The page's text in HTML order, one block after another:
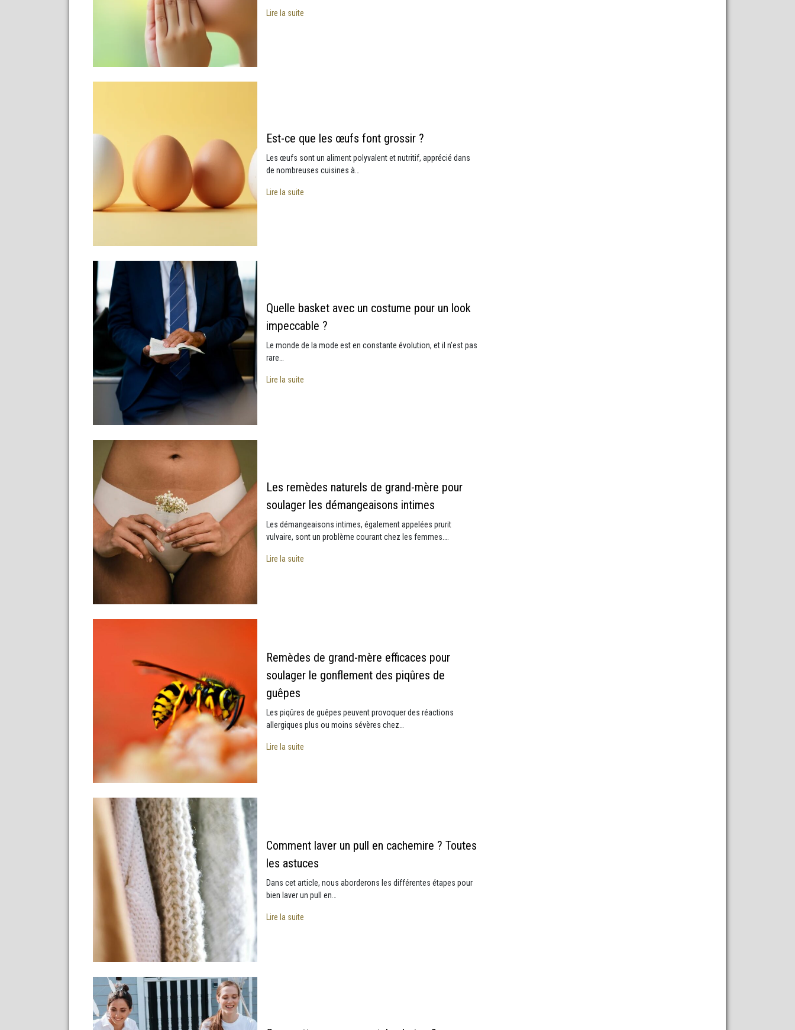
Lire la suite
Est-ce que les œufs font grossir ?
Les œufs sont un aliment polyvalent et nutritif, apprécié dans
de nombreuses cuisines à…
Lire la suite
Quelle basket avec un costume pour un look
impeccable ?
Le monde de la mode est en constante évolution, et il n’est pas
rare…
Lire la suite
Les remèdes naturels de grand-mère pour
soulager les démangeaisons intimes
Les démangeaisons intimes, également appelées prurit
vulvaire, sont un problème courant chez les femmes….
Lire la suite
Remèdes de grand-mère efficaces pour
soulager le gonflement des piqûres de
guêpes
Les piqûres de guêpes peuvent provoquer des réactions
allergiques plus ou moins sévères chez…
Lire la suite
Comment laver un pull en cachemire ? Toutes
les astuces
Dans cet article, nous aborderons les différentes étapes pour
bien laver un pull en…
Lire la suite